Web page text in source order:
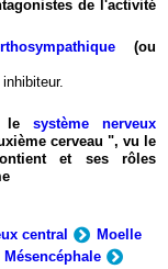
de l'activité
(ou
le système nerveux
cerveau ", vu le
et ses rôles
central
Moelle
Mésencéphale